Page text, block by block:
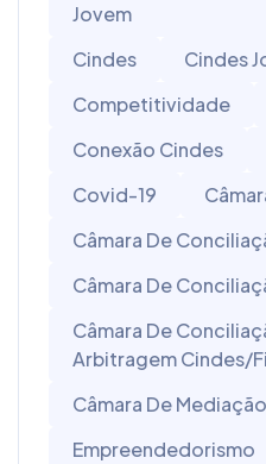
Jovem
Cindes
Cindes
Competitividade
Conexão Cindes
Covid-19
Câmara De
Câmara De
Câmara De
Arbitragem Cindes/
Câmara De Mediação
Empreendedorismo